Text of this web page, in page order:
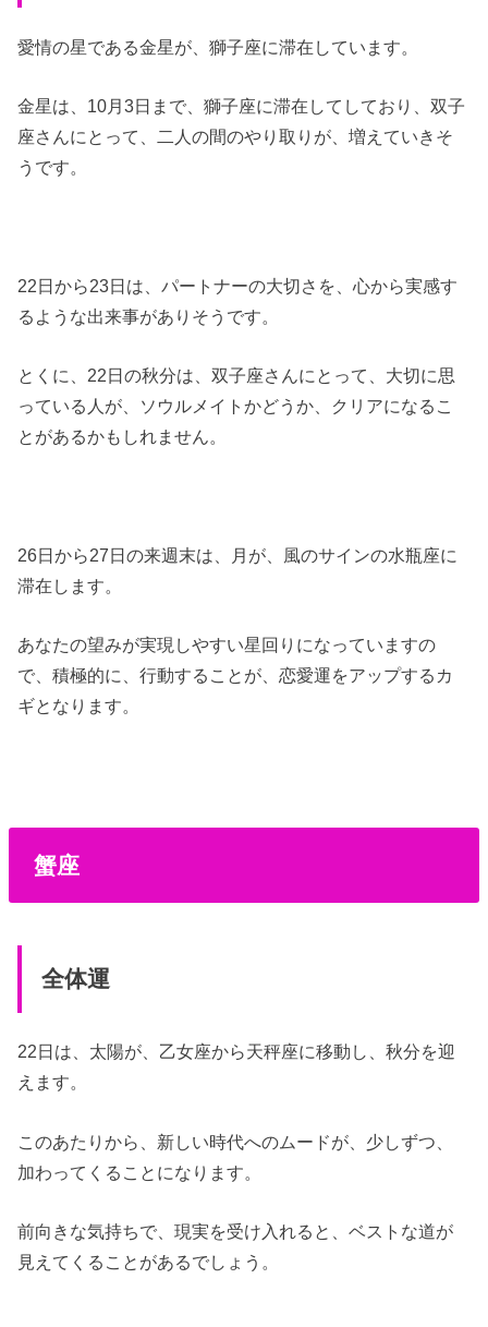
愛情の星である金星が、獅子座に滞在しています。
金星は、10月3日まで、獅子座に滞在してしており、双子
座さんにとって、二人の間のやり取りが、増えていきそ
うです。
22日から23日は、パートナーの大切さを、心から実感す
るような出来事がありそうです。
とくに、22日の秋分は、双子座さんにとって、大切に思
っている人が、ソウルメイトかどうか、クリアになるこ
とがあるかもしれません。
26日から27日の来週末は、月が、風のサインの水瓶座に
滞在します。
あなたの望みが実現しやすい星回りになっていますの
で、積極的に、行動することが、恋愛運をアップするカ
ギとなります。
蟹座
全体運
22日は、太陽が、乙女座から天秤座に移動し、秋分を迎
えます。
このあたりから、新しい時代へのムードが、少しずつ、
加わってくることになります。
前向きな気持ちで、現実を受け入れると、ベストな道が
見えてくることがあるでしょう。